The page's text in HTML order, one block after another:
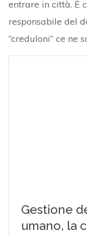
entrare in città. È
responsabile del
“creduloni” ce ne